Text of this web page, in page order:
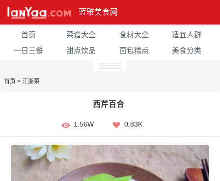
蓝雅美食网
首页 菜谱大全 食材大全
适宜人群
一日三餐
甜点饮品 面包糕点 美食分类
首页 > 江浙菜
西芹百合
1.56W 0.83K